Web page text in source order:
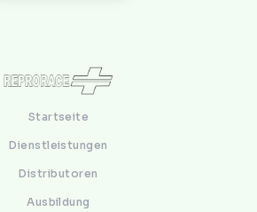
Startseite
Dienstleistungen
Distributoren
Ausbildung